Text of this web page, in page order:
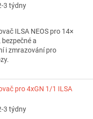
3 týdny
ILSA NEOS pro 14×
a
i zmrazování pro
pro 4xGN 1/1 ILSA
3 týdny